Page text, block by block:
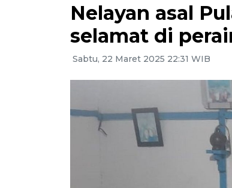
Nelayan asal
selamat di
Sabtu, 22 Maret 2025 22:31 WIB